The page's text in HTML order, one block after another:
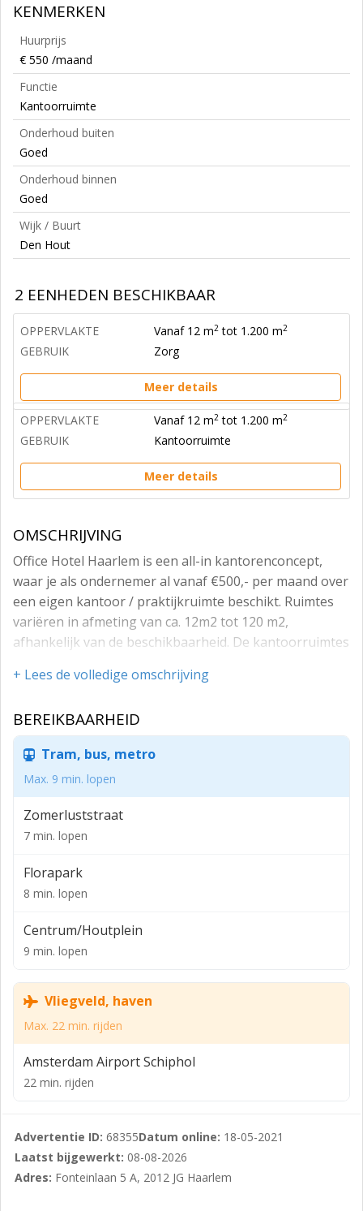
KENMERKEN
Huurprijs
€ 550 /maand
Functie
Kantoorruimte
Onderhoud buiten
Goed
Onderhoud binnen
Goed
Wijk / Buurt
Den Hout
2 EENHEDEN BESCHIKBAAR
OPPERVLAKTE Vanaf 12 m2 tot 1.200 m2
GEBRUIK Zorg
Meer details
OPPERVLAKTE Vanaf 12 m2 tot 1.200 m2
GEBRUIK Kantoorruimte
Meer details
OMSCHRIJVING
Office Hotel Haarlem is een all-in kantorenconcept,
waar je als ondernemer al vanaf €500,- per maand over
een eigen kantoor / praktijkruimte beschikt. Ruimtes
variëren in afmeting van ca. 12m2 tot 120 m2,
afhankelijk van de beschikbaarheid. De kantoorruimtes
service pakket, zodat jij je alleen nog bezig hoeft te
praktijkruimte en je daarna kunt focussen op je
corebusiness. Office Hotel verzorgt onder andere de
algemene ruimtes, vergaderruimte een supersnelle
internetverbinding en nog veel meer!
Office Hotel Haarlem Zuid is gelegen in de
Haarlemmerhout, nabij uitvalswegen richting de A9
vroeger dienst als bank, maar is nu een
kantorencomplex dat voorzien is van de modernste
De 30 moderne kantoorruimtes, evenals te gebruiken
als praktijkruimte. Te huur vanaf 12m2. De ruimtes
verdieping en tweede verdieping.
De locatie beschikt over:
Parkeerplaatsen op het terrein (€95,- per maand);
vergaderzalen;
Huurtermijn Vanaf 1 maand tot 24 maanden.
+ Lees de volledige omschrijving
BEREIKBAARHEID
Tram, bus, metro
Max. 9 min. lopen
Zomerluststraat
7 min. lopen
Florapark
8 min. lopen
Centrum/Houtplein
9 min. lopen
Vliegveld, haven
Max. 22 min. rijden
Amsterdam Airport Schiphol
22 min. rijden
Advertentie ID: 68355Datum online: 18-05-2021
Laatst bijgewerkt: 08-08-2026
Adres: Fonteinlaan 5 A, 2012 JG Haarlem